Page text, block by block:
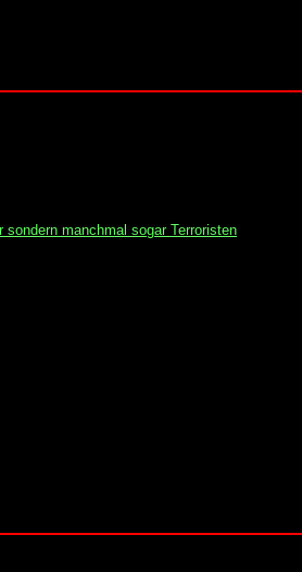
sondern manchmal sogar Terroristen